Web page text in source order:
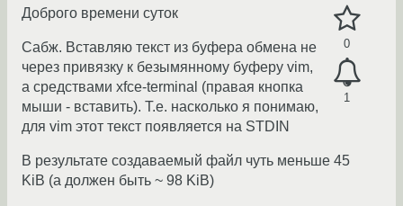
0
1
Доброго времени суток
Сабж. Вставляю текст из буфера обмена не
через привязку к безымянному буферу vim,
а средствами xfce-terminal (правая кнопка
мыши - вставить). Т.е. насколько я понимаю,
для vim этот текст появляется на STDIN
В результате создаваемый файл чуть меньше 45
KiB (а должен быть ~ 98 KiB)